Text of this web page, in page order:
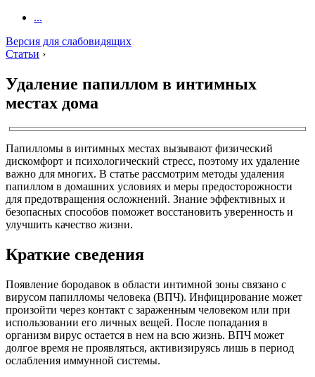
...
Версия для слабовидящих
Статьи ›
Удаление папиллом в интимных
местах дома
Папилломы в интимных местах вызывают физический
дискомфорт и психологический стресс, поэтому их удаление
важно для многих. В статье рассмотрим методы удаления
папиллом в домашних условиях и меры предосторожности
для предотвращения осложнений. Знание эффективных и
безопасных способов поможет восстановить уверенность и
улучшить качество жизни.
Краткие сведения
Появление бородавок в области интимной зоны связано с
вирусом папилломы человека (ВПЧ). Инфицирование может
произойти через контакт с зараженным человеком или при
использовании его личных вещей. После попадания в
организм вирус остается в нем на всю жизнь. ВПЧ может
долгое время не проявляться, активизируясь лишь в период
ослабления иммунной системы.